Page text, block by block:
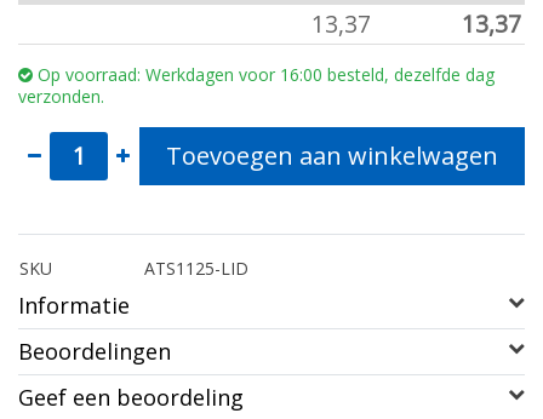
13,37 13,37
Op voorraad: Werkdagen voor 16:00 besteld, dezelfde dag
verzonden.
Toevoegen aan winkelwagen
SKU ATS1125-LID
Informatie
Beoordelingen
Geef een beoordeling